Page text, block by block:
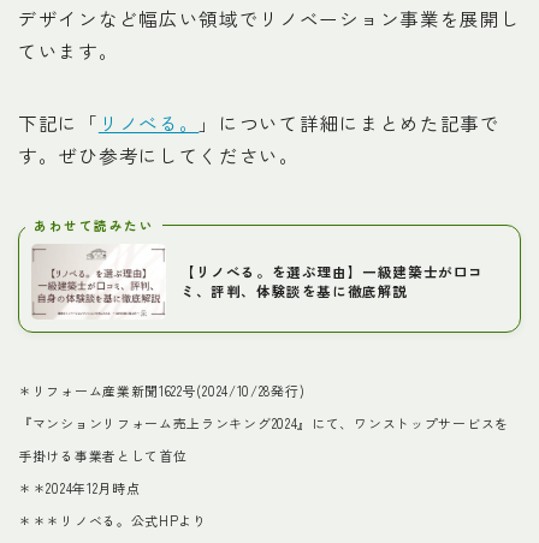
デザインなど幅広い領域でリノベーション事業を展開し
ています。
下記に「 リノべる。
」について詳細にまとめた記事で
す。ぜひ参考にしてください。
あわせて読みたい
【リノべる。を選ぶ理由】一級建築士が口コ
ミ、評判、体験談を基に徹底解説
＊リフォーム産業新聞1622号(2024/10/28発行)
『マンションリフォーム売上ランキング2024』にて、ワンストップサービスを
手掛ける事業者として首位
＊＊2024年12月時点
＊＊＊リノベる。公式HPより